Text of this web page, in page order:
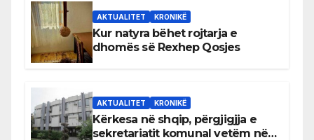
AKTUALITET KRONIKË
Kur natyra bëhet rojtarja e
dhomës së Rexhep Qosjes
AKTUALITET KRONIKË
Kërkesa në shqip, përgjigjja e
sekretariatit komunal vetëm në